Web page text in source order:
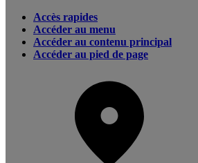
Accès rapides
Accéder au menu
Accéder au contenu principal
Accéder au pied de page